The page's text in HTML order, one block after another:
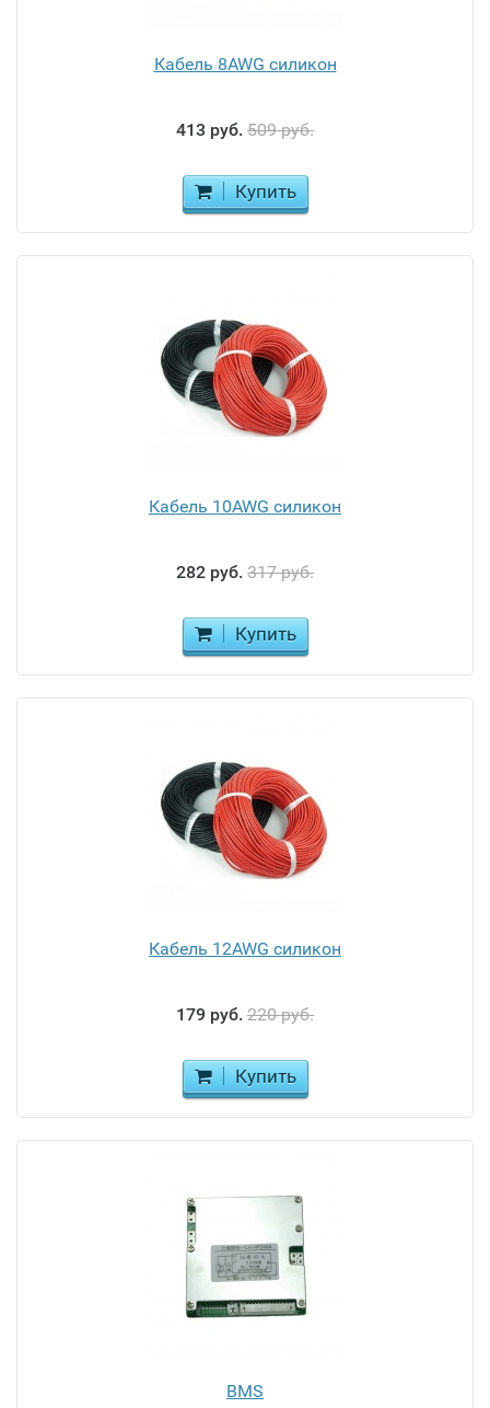
Кабель 8AWG силикон
413 руб. 509 руб.
Купить
Кабель 10AWG силикон
282 руб. 317 руб.
Купить
Кабель 12AWG силикон
179 руб. 220 руб.
Купить
BMS